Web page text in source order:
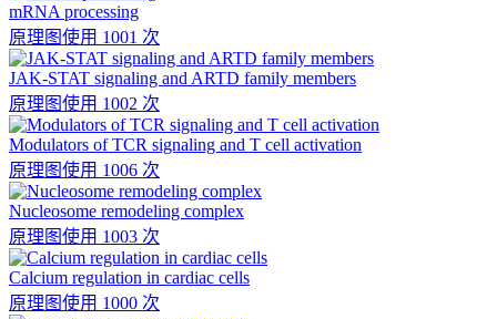
mRNA processing
原理图使用 1001 次
JAK-STAT signaling and ARTD family members
原理图使用 1002 次
Modulators of TCR signaling and T cell activation
原理图使用 1006 次
Nucleosome remodeling complex
原理图使用 1003 次
Calcium regulation in cardiac cells
原理图使用 1000 次